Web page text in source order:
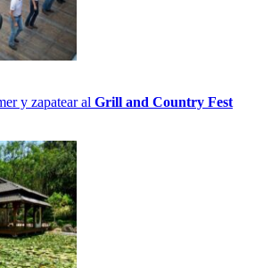
y zapatear al Grill and Country Fest